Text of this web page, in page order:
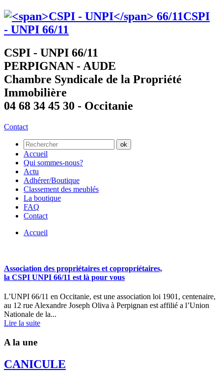
CSPI
- UNPI 66/11
CSPI - UNPI 66/11
PERPIGNAN - AUDE
Chambre Syndicale de la Propriété
Immobilière
04 68 34 45 30 - Occitanie
Contact
Accueil
Qui sommes-nous?
Actu
Adhérer/Boutique
Classement des meublés
La boutique
FAQ
Contact
Accueil
Association des propriétaires et copropriétaires,
la CSPI UNPI 66/11 est là pour vous
L’UNPI 66/11 en Occitanie, est une association loi 1901, centenaire,
au 12 rue Alexandre Joseph Oliva à Perpignan est affilié a l’Union
Nationale de la...
Lire la suite
A la une
CANICULE